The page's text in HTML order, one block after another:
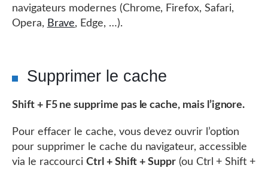
navigateurs modernes (Chrome, Firefox, Safari,
Opera, Brave, Edge, …).
Supprimer le cache
Shift + F5 ne supprime pas le cache, mais l’ignore.
Pour effacer le cache, vous devez ouvrir l’option
pour supprimer le cache du navigateur, accessible
via le raccourciCtrl + Shift + Suppr (ou Ctrl + Shift +